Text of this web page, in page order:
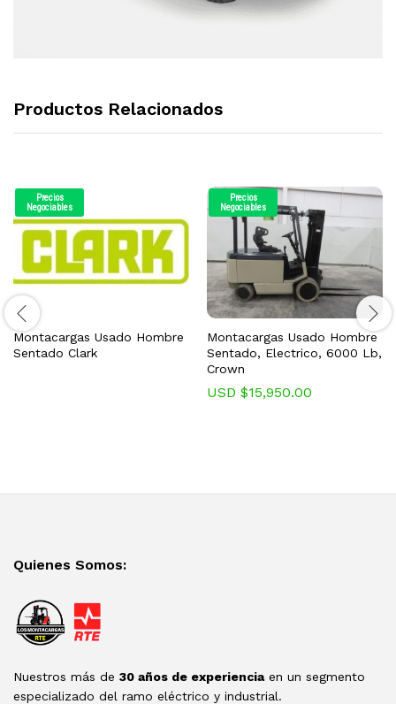
Productos Relacionados
Precios
Negociables
Montacargas Usado Hombre
Sentado Clark
Precios
Negociables
Montacargas Usado Hombre
Sentado, Electrico, 6000 Lb,
Crown
USD $15,950.00
Quienes Somos:
Nuestros más de 30 años de experienciaen un segmento
especializado del ramo eléctrico y industrial.